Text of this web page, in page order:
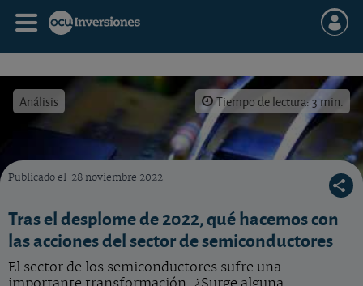
Análisis Tiempo de lectura: 3 min.
Tras el desplome bursátil en 2022, qué hacer con las acciones del sector de
Publicado el 28 noviembre 2022
Tras el desplome de 2022, qué hacemos con
las acciones del sector de semiconductores
El sector de los semiconductores sufre una